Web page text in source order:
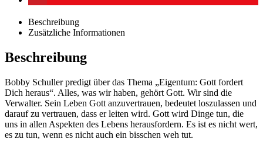
Beschreibung
Zusätzliche Informationen
Beschreibung
Bobby Schuller predigt über das Thema „Eigentum: Gott fordert
Dich heraus“. Alles, was wir haben, gehört Gott. Wir sind die
Verwalter. Sein Leben Gott anzuvertrauen, bedeutet loszulassen und
darauf zu vertrauen, dass er leiten wird. Gott wird Dinge tun, die
uns in allen Aspekten des Lebens herausfordern. Es ist es nicht wert,
es zu tun, wenn es nicht auch ein bisschen weh tut.